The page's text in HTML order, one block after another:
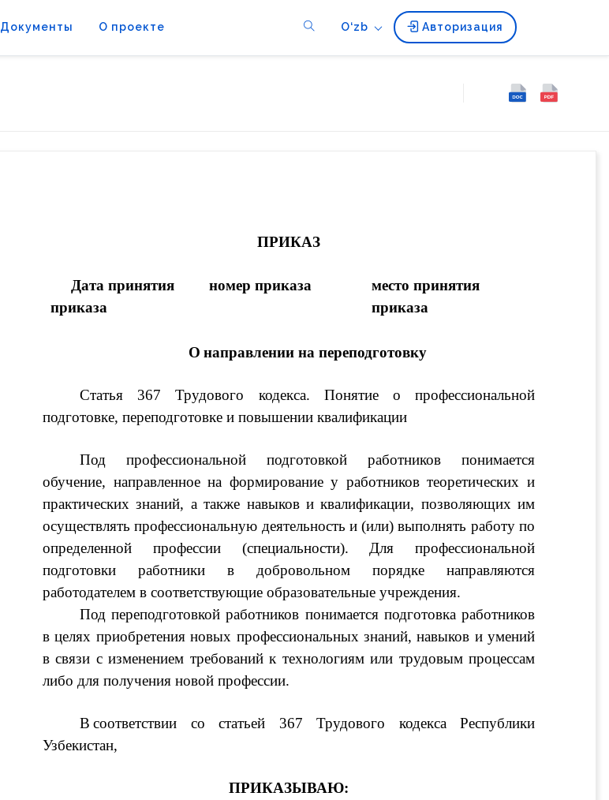
Документы О проекте O‘zb Авторизация
ПРИКАЗ
Дата принятия
приказа
номер приказа
место принятия
приказа
О направлении на переподготовку
Статья 367 Трудового кодекса. Понятие о профессиональной
подготовке, переподготовке и повышении квалификации
Под профессиональной подготовкой работников понимается
обучение, направленное на формирование у работников теоретических и
практических знаний, а также навыков и квалификации, позволяющих им
осуществлять профессиональную деятельность и (или) выполнять работу по
определенной профессии (специальности). Для профессиональной
подготовки работники в добровольном порядке направляются
работодателем в соответствующие образовательные учреждения.
Под переподготовкой работников понимается подготовка работников
в целях приобретения новых профессиональных знаний, навыков и умений
в связи с изменением требований к технологиям или трудовым процессам
либо для получения новой профессии.
В соответствии со статьей 367 Трудового кодекса Республики
Узбекистан,
ПРИКАЗЫВАЮ: